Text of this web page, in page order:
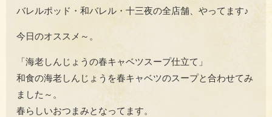
バレルポッド・和バレル・十三夜の全店舗、やってます♪
今日のオススメ～。
「海老しんじょうの春キャベツスープ仕立て」
和食の海老しんじょうを春キャベツのスープと合わせてみ
ました～。
春らしいおつまみとなってます。